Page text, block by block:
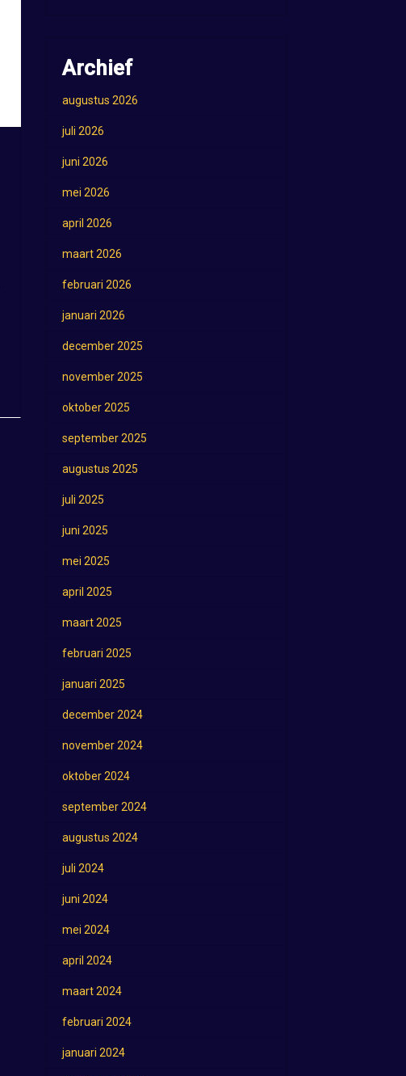
Archief
augustus 2026
juli 2026
juni 2026
mei 2026
april 2026
maart 2026
februari 2026
januari 2026
december 2025
november 2025
oktober 2025
september 2025
augustus 2025
juli 2025
juni 2025
mei 2025
april 2025
maart 2025
februari 2025
januari 2025
december 2024
november 2024
oktober 2024
september 2024
augustus 2024
juli 2024
juni 2024
mei 2024
april 2024
maart 2024
februari 2024
januari 2024